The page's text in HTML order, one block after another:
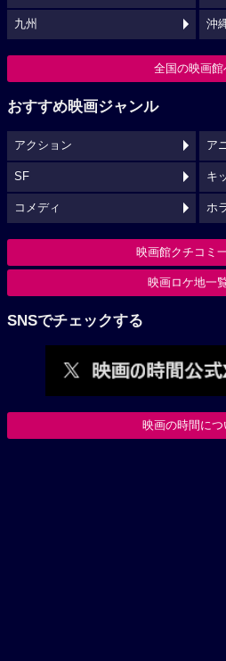
九州 沖
全国の映画館
おすすめ映画ジャンル
アクション ア
SF キ
コメディ ホ
映画館クチコミ
映画ロケ地一
SNSでチェックする
映画の時間につ